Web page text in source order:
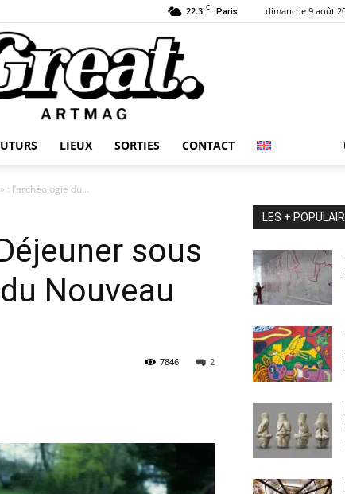
22.3 C Paris dimanche 9 août
LIEUX SORTIES CONTACT
: l’archéologie du...
sous
Nouveau
2
7846
LES +